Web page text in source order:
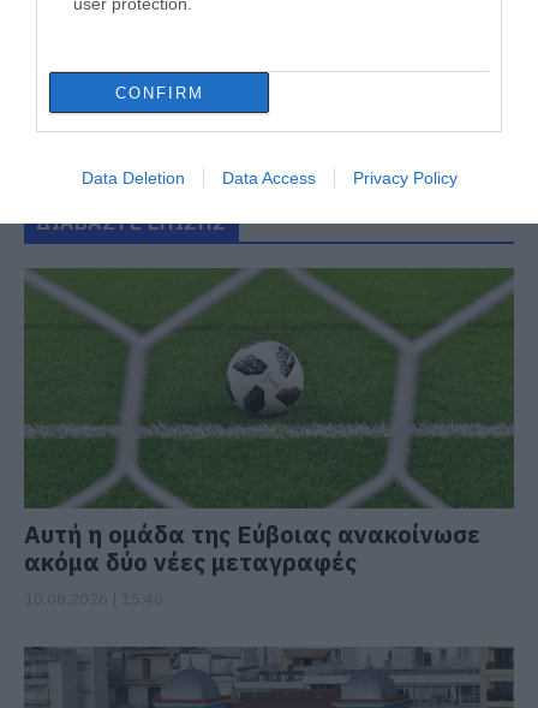
CONFIRM
Data Deletion Data Access Privacy Policy
Στερεάς Ελλάδας
10.08.2026 | 11:00
ΔΙΑΒΑΣΤΕ ΕΠΙΣΗΣ
Αυτή η ομάδα της Εύβοιας ανακοίνωσε
ακόμα δύο νέες μεταγραφές